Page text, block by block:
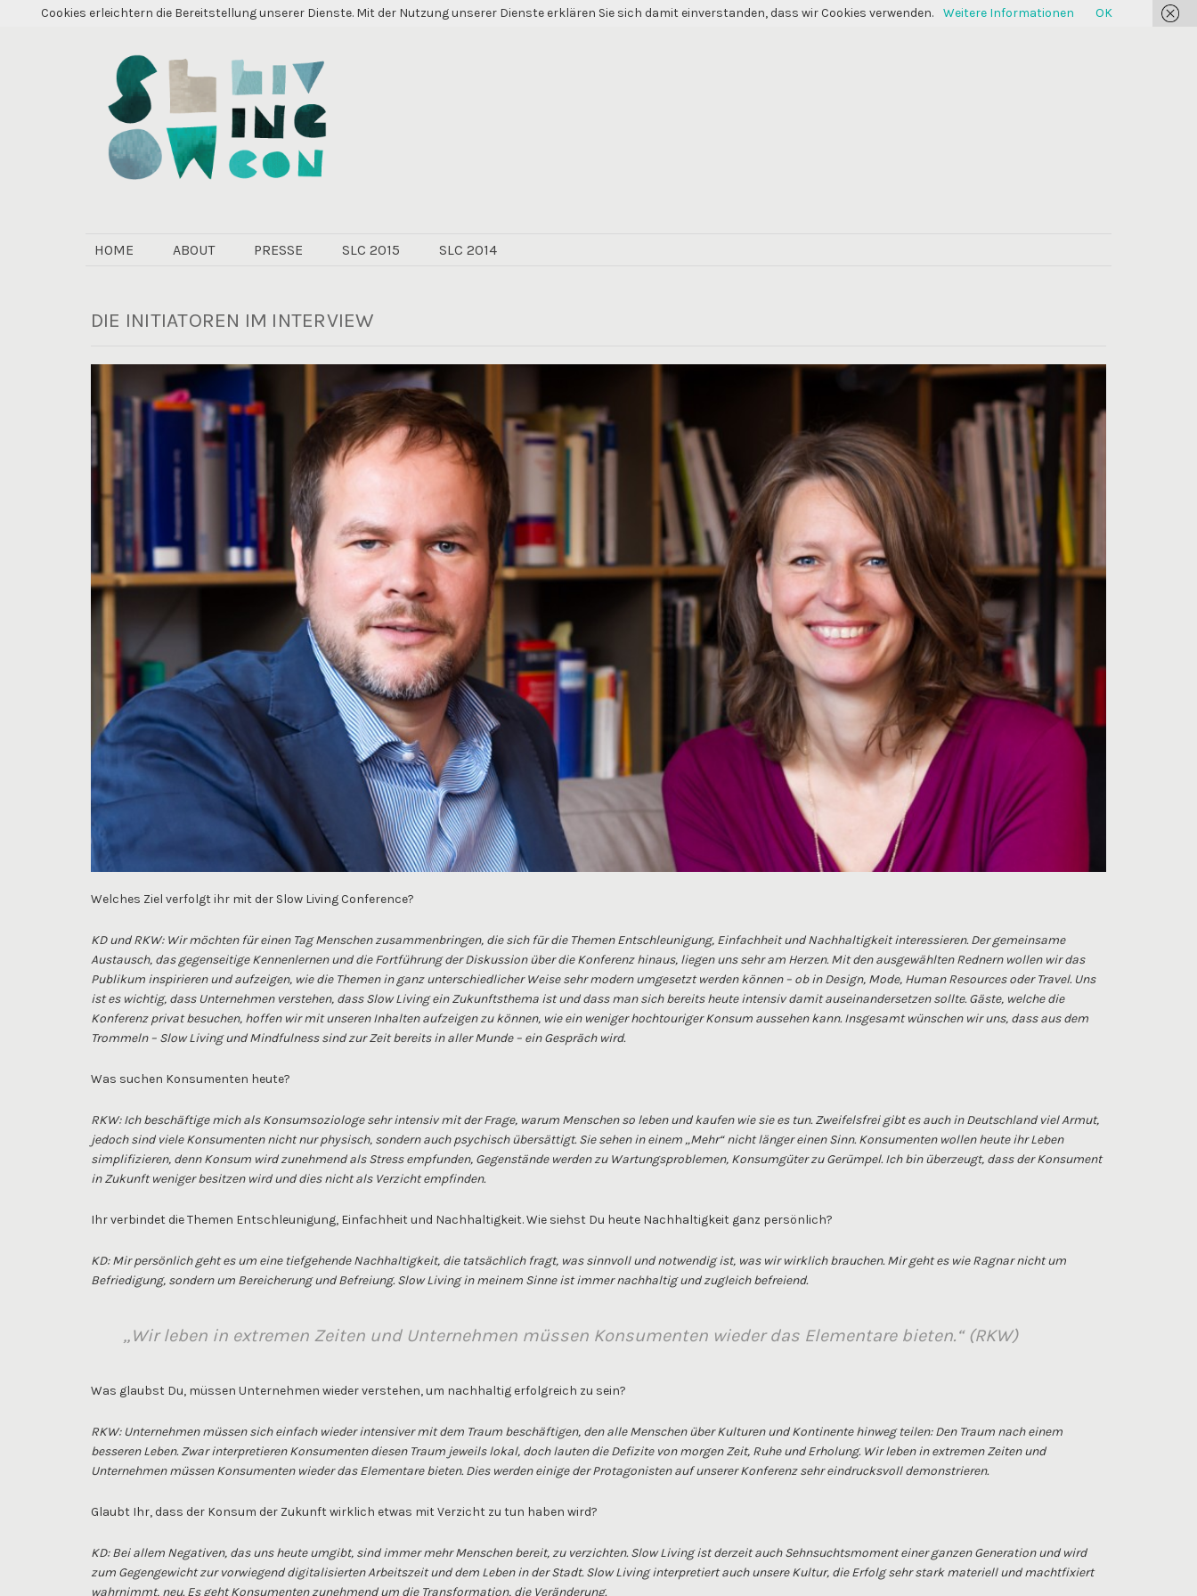
PRIMÄR-
HOME ABOUT PRESSE SLC 2015 SLC 2014
DIE INITIATOREN IM INTERVIEW
Welches Ziel verfolgt ihr mit der Slow Living Conference?
KD und RKW: Wir möchten für einen Tag Menschen zusammenbringen, die sich für die Themen Entschleunigung, Einfachheit und Nachhaltigkeit interessieren. Der gemeinsame
Austausch, das gegenseitige Kennenlernen und die Fortführung der Diskussion über die Konferenz hinaus, liegen uns sehr am Herzen. Mit den ausgewählten Rednern wollen wir das
Publikum inspirieren und aufzeigen, wie die Themen in ganz unterschiedlicher Weise sehr modern umgesetzt werden können – ob in Design, Mode, Human Resources oder Travel. Uns
ist es wichtig, dass Unternehmen verstehen, dass Slow Living ein Zukunftsthema ist und dass man sich bereits heute intensiv damit auseinandersetzen sollte. Gäste, welche die
Konferenz privat besuchen, hoffen wir mit unseren Inhalten aufzeigen zu können, wie ein weniger hochtouriger Konsum aussehen kann. Insgesamt wünschen wir uns, dass aus dem
Trommeln – Slow Living und Mindfulness sind zur Zeit bereits in aller Munde – ein Gespräch wird.
Was suchen Konsumenten heute?
RKW: Ich beschäftige mich als Konsumsoziologe sehr intensiv mit der Frage, warum Menschen so leben und kaufen wie sie es tun. Zweifelsfrei gibt es auch in Deutschland viel Armut,
jedoch sind viele Konsumenten nicht nur physisch, sondern auch psychisch übersättigt. Sie sehen in einem „Mehr“ nicht länger einen Sinn. Konsumenten wollen heute ihr Leben
simplifizieren, denn Konsum wird zunehmend als Stress empfunden, Gegenstände werden zu Wartungsproblemen, Konsumgüter zu Gerümpel. Ich bin überzeugt, dass der Konsument
in Zukunft weniger besitzen wird und dies nicht als Verzicht empfinden.
Ihr verbindet die Themen Entschleunigung, Einfachheit und Nachhaltigkeit. Wie siehst Du heute Nachhaltigkeit ganz persönlich?
KD: Mir persönlich geht es um eine tiefgehende Nachhaltigkeit, die tatsächlich fragt, was sinnvoll und notwendig ist, was wir wirklich brauchen. Mir geht es wie Ragnar nicht um
Befriedigung, sondern um Bereicherung und Befreiung. Slow Living in meinem Sinne ist immer nachhaltig und zugleich befreiend.
„Wir leben in extremen Zeiten und Unternehmen müssen Konsumenten wieder das Elementare bieten.“ (RKW)
Was glaubst Du, müssen Unternehmen wieder verstehen, um nachhaltig erfolgreich zu sein?
RKW: Unternehmen müssen sich einfach wieder intensiver mit dem Traum beschäftigen, den alle Menschen über Kulturen und Kontinente hinweg teilen: Den Traum nach einem
besseren Leben. Zwar interpretieren Konsumenten diesen Traum jeweils lokal, doch lauten die Defizite von morgen Zeit, Ruhe und Erholung. Wir leben in extremen Zeiten und
Unternehmen müssen Konsumenten wieder das Elementare bieten. Dies werden einige der Protagonisten auf unserer Konferenz sehr eindrucksvoll demonstrieren.
Glaubt Ihr, dass der Konsum der Zukunft wirklich etwas mit Verzicht zu tun haben wird?
KD: Bei allem Negativen, das uns heute umgibt, sind immer mehr Menschen bereit, zu verzichten. Slow Living ist derzeit auch Sehnsuchtsmoment einer ganzen Generation und wird
zum Gegengewicht zur vorwiegend digitalisierten Arbeitszeit und dem Leben in der Stadt. Slow Living interpretiert auch unsere Kultur, die Erfolg sehr stark materiell und machtfixiert
wahrnimmt, neu. Es geht Konsumenten zunehmend um die Transformation, die Veränderung.
Cookies erleichtern die Bereitstellung unserer Dienste. Mit der Nutzung unserer Dienste erklären Sie sich damit einverstanden, dass wir Cookies verwenden. Weitere Informationen OK